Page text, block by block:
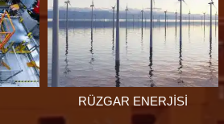
PETROL VE DOĞALGAZ